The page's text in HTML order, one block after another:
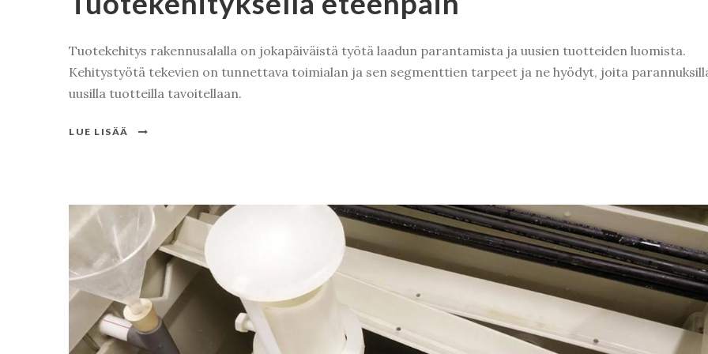
Tuotekehitys rakennusalalla on jokapäiväistä työtä laadun parantamista ja uusien tuotteiden luomista.
Kehitystyötä tekevien on tunnettava toimialan ja sen segmenttien tarpeet ja ne hyödyt, joita
uusilla tuotteilla tavoitellaan.
LUE LISÄÄ